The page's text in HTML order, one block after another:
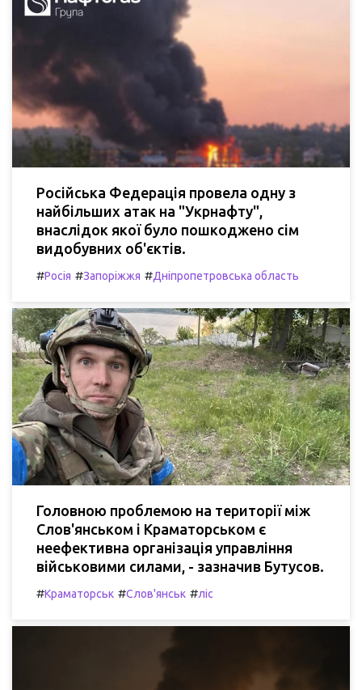
Російська Федерація провела одну з
найбільших атак на "Укрнафту",
внаслідок якої було пошкоджено сім
видобувних об'єктів.
#Росія #Запоріжжя #Дніпропетровська область
Головною проблемою на території між
Слов'янськом і Краматорськом є
неефективна організація управління
військовими силами, - зазначив Бутусов.
#Краматорськ #Слов'янськ #ліс